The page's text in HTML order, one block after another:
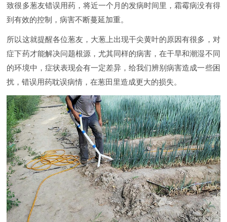
致很多葱友错误用药，将近一个月的发病时间里，霜霉病没有得
到有效的控制，病害不断蔓延加重。
所以这就提醒各位葱友，大葱上出现干尖黄叶的原因有很多，对
症下药才能解决问题根源，尤其同样的病害，在干旱和潮湿不同
的环境中，症状表现会有一定差异，给我们辨别病害造成一些困
扰，错误用药耽误病情，在葱田里造成更大的损失。